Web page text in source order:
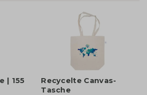
| 155
Recycelte Canvas-
Tasche